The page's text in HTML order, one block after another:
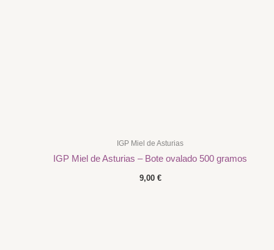
IGP Miel de Asturias
IGP Miel de Asturias – Bote ovalado 500 gramos
9,00 €